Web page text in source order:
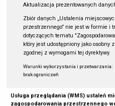
Aktualizacja prezentowanych
Zbiór danych „Ustalenia
przestrzennego” nie jest w formie i
dotyczących tematu
który jest udostępniony jako
zgodnej z wymogami tej dyrektywy.
Warunki wykorzystania i przetwarzania:
brak ograniczeń
Usługa przeglądania (WMS) ustaleń
zagospodarowania przestrzennego